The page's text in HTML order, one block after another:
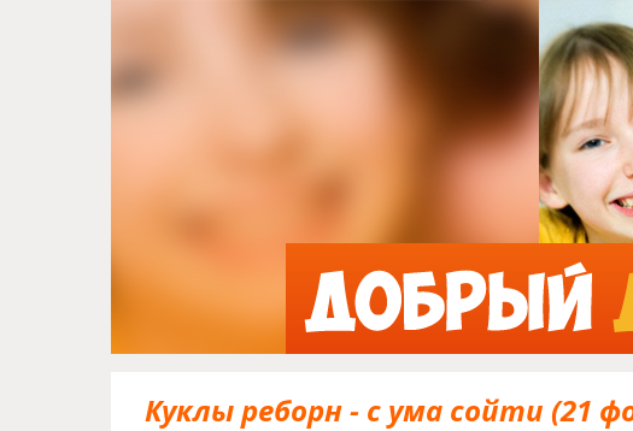
Куклы реборн - с ума сойти (21